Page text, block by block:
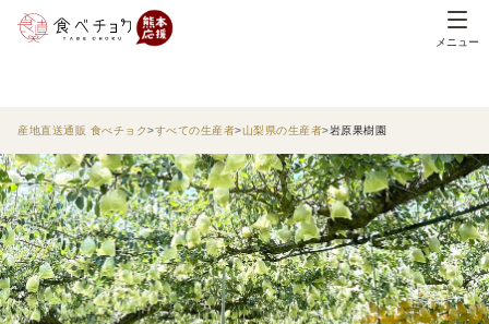
メニュー
産地直送通販 食べチョク すべての生産者 山梨県の生産者 岩原果樹園